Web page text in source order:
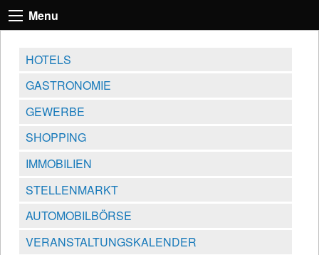
Menu
HOTELS
GASTRONOMIE
GEWERBE
SHOPPING
IMMOBILIEN
STELLENMARKT
AUTOMOBILBÖRSE
VERANSTALTUNGSKALENDER